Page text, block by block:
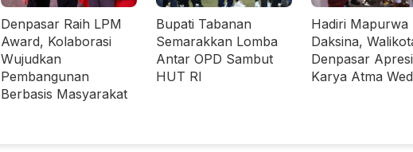
Denpasar Raih LPM
Award, Kolaborasi
Wujudkan
Pembangunan
Berbasis Masyarakat
Bupati Tabanan
Semarakkan Lomba
Antar OPD Sambut
HUT RI
Hadiri Mapurwa
Daksina,
Denpasar
Karya Atma